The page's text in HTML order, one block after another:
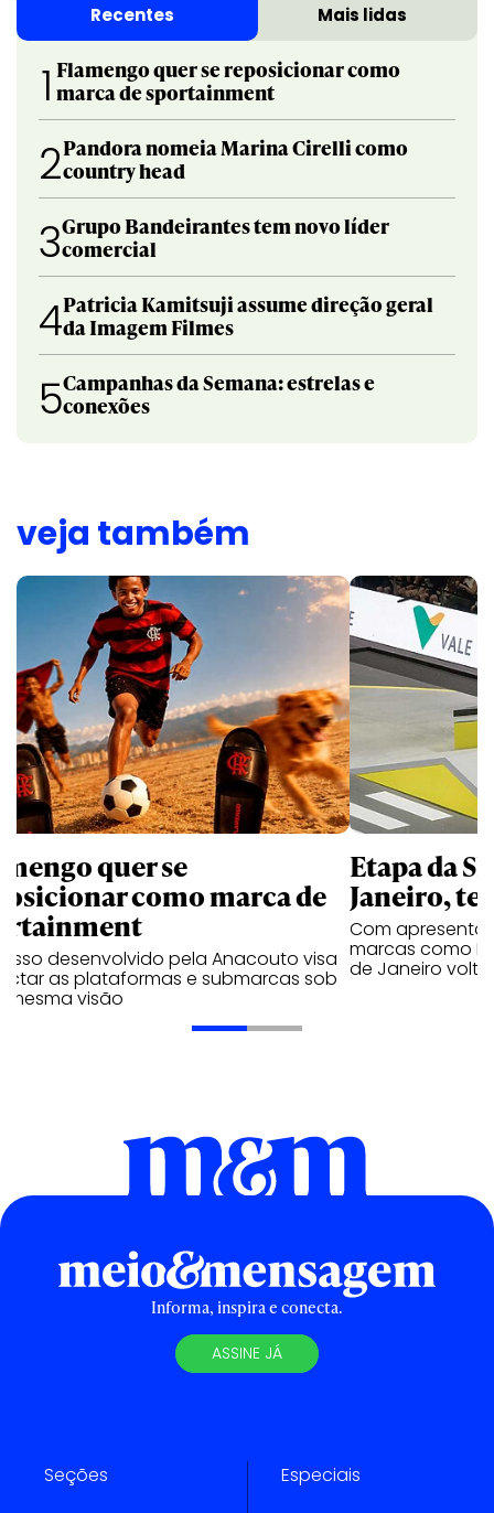
Recentes Mais lidas
1 Flamengo quer se reposicionar como
marca de sportainment
2Pandora nomeia Marina Cirelli como
country head
3Grupo Bandeirantes tem novo líder
comercial
4Patricia Kamitsuji assume direção geral
da Imagem Filmes
5Campanhas da Semana: estrelas e
conexões
veja também
quer se
como marca de
desenvolvido pela Anacouto visa
as plataformas e submarcas sob
mesma visão
Etapa da
Janeiro,
Com
marcas como
de Janeiro
Informa, inspira e conecta.
ASSINE JÁ
Seções Especiais